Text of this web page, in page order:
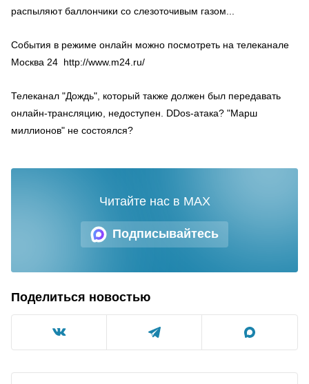
распыляют баллончики со слезоточивым газом...
События в режиме онлайн можно посмотреть на телеканале
Москва 24 http://www.m24.ru/
Телеканал "Дождь", который также должен был передавать
онлайн-трансляцию, недоступен. DDos-атака? "Марш
миллионов" не состоялся?
Подписывайтесь
Читайте нас в MAX
Поделиться новостью